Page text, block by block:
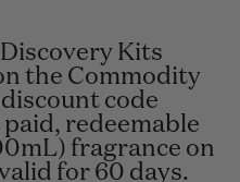
Kits
the Commodity
code
redeemable
fragrance on
for 60 days.